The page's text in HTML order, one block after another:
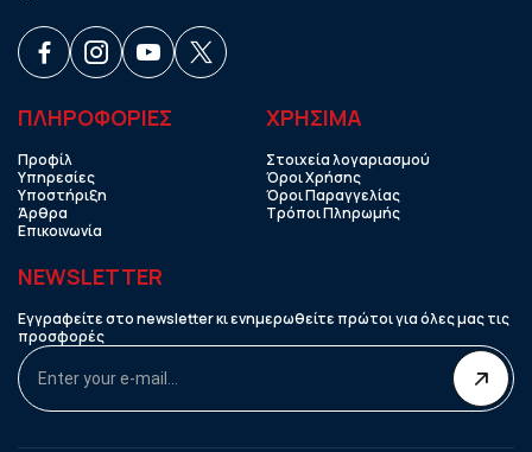
ΠΛΗΡΟΦΟΡΙΕΣ
Προφίλ
Υπηρεσίες
Υποστήριξη
Άρθρα
Επικοινωνία
ΧΡHΣΙΜΑ
Στοιχεία λογαριασμού
Όροι Χρήσης
Όροι Παραγγελίας
Τρόποι Πληρωμής
NEWSLETTER
Εγγραφείτε στο newsletter κι ενημερωθείτε πρώτοι για όλες μας τις
προσφορές